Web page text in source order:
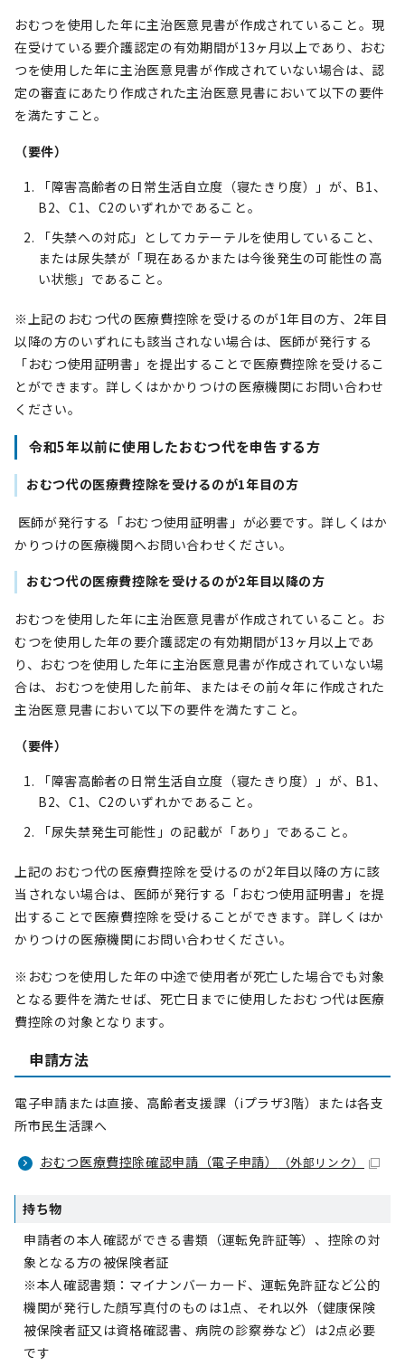
おむつを使用した年に主治医意見書が作成されていること。現
在受けている要介護認定の有効期間が13ヶ月以上であり、おむ
つを使用した年に主治医意見書が作成されていない場合は、認
定の審査にあたり作成された主治医意見書において以下の要件
を満たすこと。
（要件）
「障害高齢者の日常生活自立度（寝たきり度）」が、B1、
B2、C1、C2のいずれかであること。
「失禁への対応」としてカテーテルを使用していること、
または尿失禁が「現在あるかまたは今後発生の可能性の高
い状態」であること。
※上記のおむつ代の医療費控除を受けるのが1年目の方、2年目
以降の方のいずれにも該当されない場合は、医師が発行する
「おむつ使用証明書」を提出することで医療費控除を受けるこ
とができます。詳しくはかかりつけの医療機関にお問い合わせ
ください。
令和5年以前に使用したおむつ代を申告する方
おむつ代の医療費控除を受けるのが1年目の方
医師が発行する「おむつ使用証明書」が必要です。詳しくはか
かりつけの医療機関へお問い合わせください。
おむつ代の医療費控除を受けるのが2年目以降の方
おむつを使用した年に主治医意見書が作成されていること。お
むつを使用した年の要介護認定の有効期間が13ヶ月以上であ
り、おむつを使用した年に主治医意見書が作成されていない場
合は、おむつを使用した前年、またはその前々年に作成された
主治医意見書において以下の要件を満たすこと。
（要件）
「障害高齢者の日常生活自立度（寝たきり度）」が、B1、
B2、C1、C2のいずれかであること。
「尿失禁発生可能性」の記載が「あり」であること。
上記のおむつ代の医療費控除を受けるのが2年目以降の方に該
当されない場合は、医師が発行する「おむつ使用証明書」を提
出することで医療費控除を受けることができます。詳しくはか
かりつけの医療機関にお問い合わせください。
※おむつを使用した年の中途で使用者が死亡した場合でも対象
となる要件を満たせば、死亡日までに使用したおむつ代は医療
費控除の対象となります。
申請方法
電子申請または直接、高齢者支援課（iプラザ3階）または各支
所市民生活課へ
おむつ医療費控除確認申請（電子申請）
（外部リンク）
持ち物
申請者の本人確認ができる書類（運転免許証等）、控除の対
象となる方の被保険者証
※本人確認書類：マイナンバーカード、運転免許証など公的
機関が発行した顔写真付のものは1点、それ以外（健康保険
被保険者証又は資格確認書、病院の診察券など）は2点必要
です